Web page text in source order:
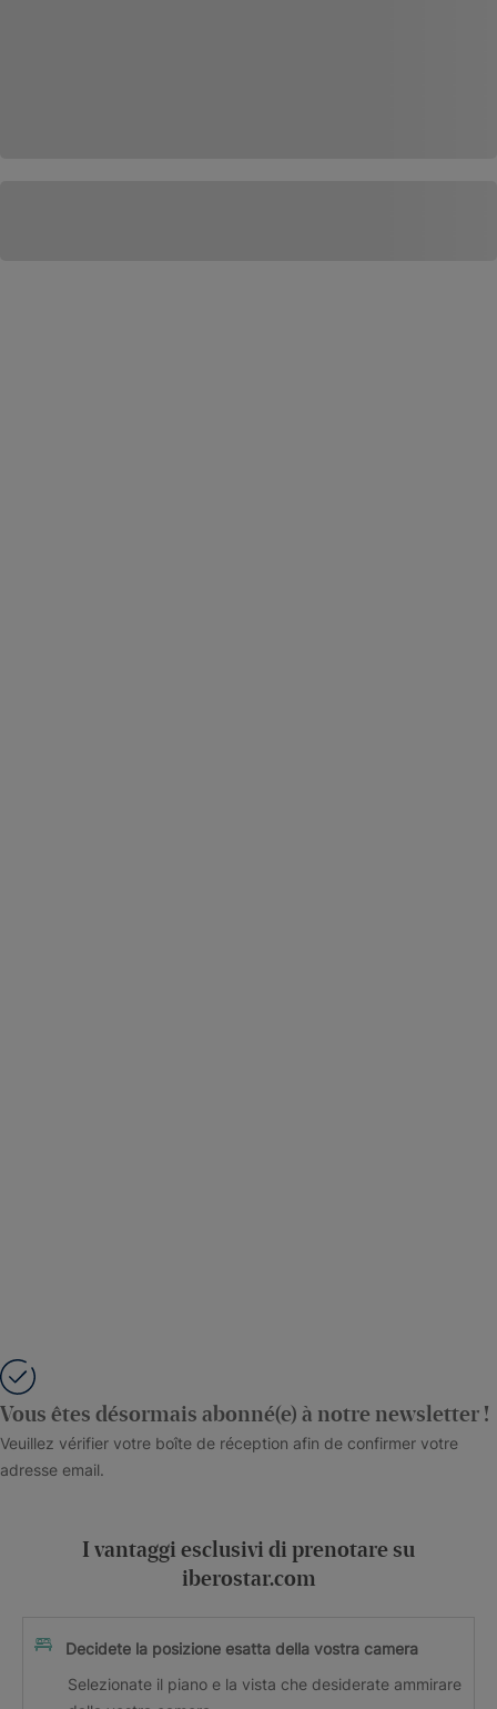
Vous êtes désormais abonné(e) à notre newsletter !
Veuillez vérifier votre boîte de réception afin de confirmer votre
adresse email.
I vantaggi esclusivi di prenotare su
iberostar.com
Decidete la posizione esatta della vostra camera
Selezionate il piano e la vista che desiderate ammirare